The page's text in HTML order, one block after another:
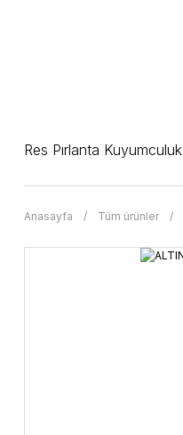
Res Pırlanta Kuyumculuk
Anasayfa Tüm ürünler